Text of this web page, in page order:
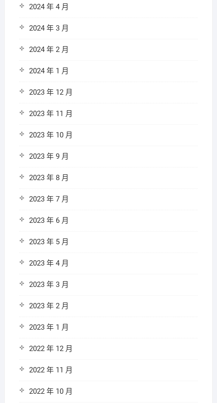
2024 年 4 月
2024 年 3 月
2024 年 2 月
2024 年 1 月
2023 年 12 月
2023 年 11 月
2023 年 10 月
2023 年 9 月
2023 年 8 月
2023 年 7 月
2023 年 6 月
2023 年 5 月
2023 年 4 月
2023 年 3 月
2023 年 2 月
2023 年 1 月
2022 年 12 月
2022 年 11 月
2022 年 10 月